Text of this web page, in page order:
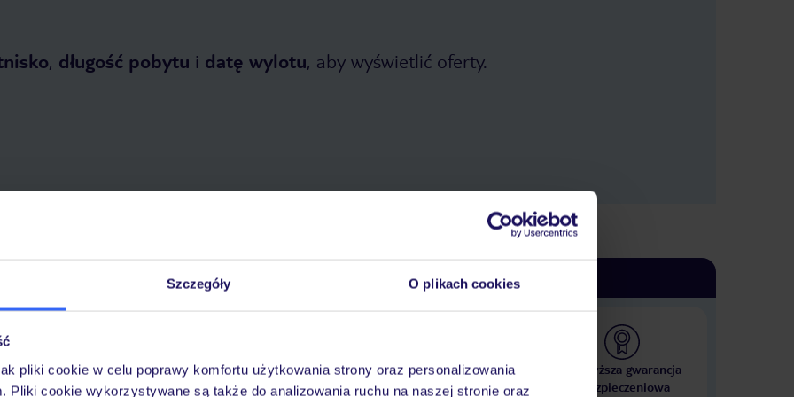
Szczegóły O plikach cookies
pliki cookie w celu poprawy komfortu użytkowania strony oraz personalizowania
Pliki cookie wykorzystywane są także do analizowania ruchu na naszej stronie oraz
, długość pobytu i datę wylotu, aby wyświetlić oferty.
Dlaczego warto wybrać TUI?
30 lat w Polsce
Tylko u nas opieka na
wakacjach 24/7
10 000 hoteli w ponad 50
krajach
Najwyższa gwarancja
ubezpieczeniowa